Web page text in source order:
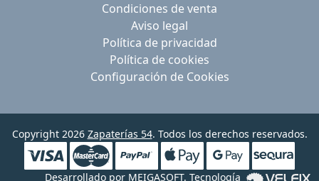
Condiciones de venta
Aviso legal
Política de privacidad
Política de cookies
Configuración de Cookies
Copyright 2026 Zapaterías 54. Todos los derechos reservados.
Desarrollado por MEIGASOFT. Tecnología